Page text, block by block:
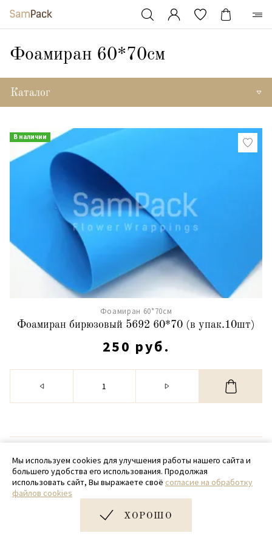
Фоамиран 60*70см
Каталог
В наличии
Фоамиран 60*70см
Фоамиран бирюзовый 5692 60*70 (в упак.10шт)
250 руб.
+ 7 (918) 699-97-87
Дизайн и разработка сайтаVery Good
Мы используем cookies для улучшения работы нашего сайта и
большего удобства его использования. Продолжая
использовать сайт, Вы выражаете своё согласие на обработку
файлов cookies
ХОРОШО